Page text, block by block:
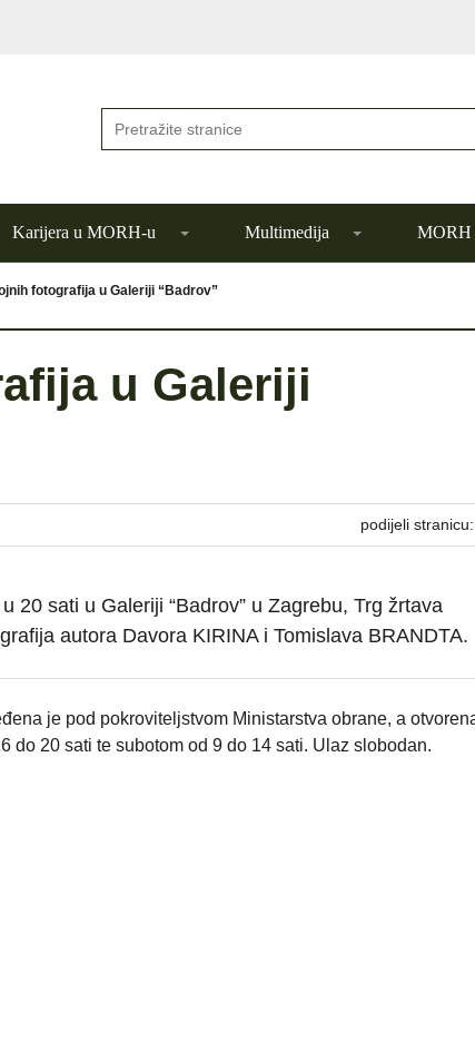
Karijera u MORH-u Multimedija MORH
fotografija u Galeriji “Badrov”
u Galeriji
podijeli stranicu:
20 sati u Galeriji “Badrov” u Zagrebu, Trg žrtava
autora Davora KIRINA i Tomislava BRANDTA.
je pod pokroviteljstvom Ministarstva obrane, a
do 20 sati te subotom od 9 do 14 sati. Ulaz slobodan.